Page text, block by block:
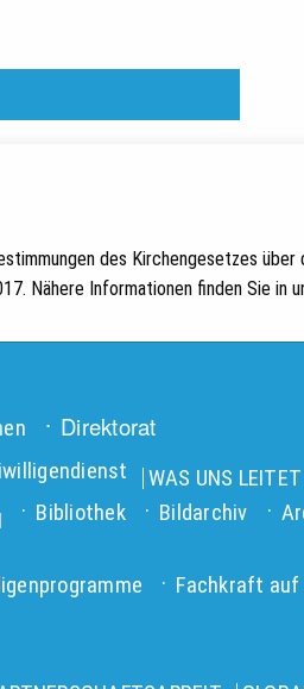
des Kirchengesetzes
Nähere Informationen finden Sie in
Direktorat
WAS UNS LEITET
Bibliothek Bildarchiv
Fachkraft